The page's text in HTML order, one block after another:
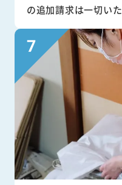
の追加請求は一切いた